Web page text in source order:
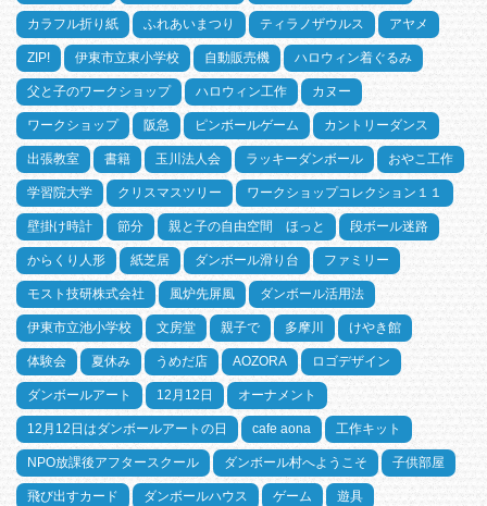
カラフル折り紙 ふれあいまつり ティラノザウルス アヤメ
ZIP! 伊東市立東小学校 自動販売機 ハロウィン着ぐるみ
父と子のワークショップ ハロウィン工作 カヌー
ワークショップ 阪急 ピンボールゲーム カントリーダンス
出張教室 書籍 玉川法人会 ラッキーダンボール おやこ工作
学習院大学 クリスマスツリー ワークショップコレクション１１
壁掛け時計 節分 親と子の自由空間 ほっと 段ボール迷路
からくり人形 紙芝居 ダンボール滑り台 ファミリー
モスト技研株式会社 風炉先屏風 ダンボール活用法
伊東市立池小学校 文房堂 親子で 多摩川 けやき館
体験会 夏休み うめだ店 AOZORA ロゴデザイン
ダンボールアート 12月12日 オーナメント
12月12日はダンボールアートの日 cafe aona 工作キット
NPO放課後アフタースクール ダンボール村へようこそ 子供部屋
飛び出すカード ダンボールハウス ゲーム 遊具